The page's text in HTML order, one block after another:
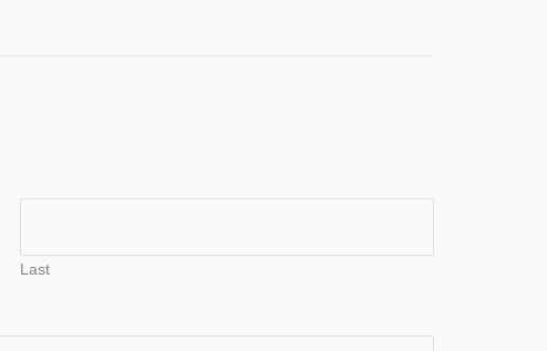
Last